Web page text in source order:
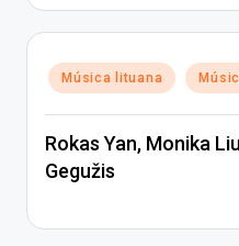
Posted
in
Música lituana
Rokas Yan, Monika
Gegužis